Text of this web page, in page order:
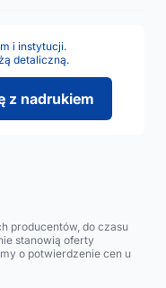
i instytucji.
detaliczną.
z nadrukiem
producentów, do czasu
stanowią oferty
o potwierdzenie cen u